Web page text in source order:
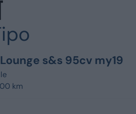
25.000
€ 35.000
s&s 95cv my19
km